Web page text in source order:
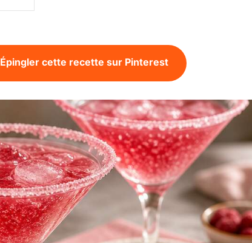
Épingler cette recette sur Pinterest